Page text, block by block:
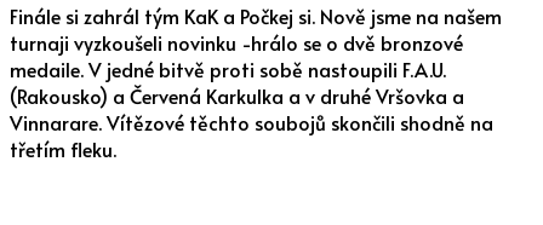
Finále si zahrál tým KaK a Počkej si. Nově jsme na našem
turnaji vyzkoušeli novinku -hrálo se o dvě bronzové
medaile. V jedné bitvě proti sobě nastoupili F.A.U.
(Rakousko) a Červená Karkulka a v druhé Vršovka a
Vinnarare. Vítězové těchto soubojů skončili shodně na
třetím fleku.